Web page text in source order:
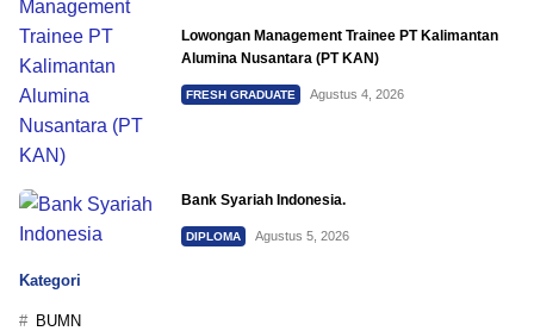
Lowongan Management Trainee PT Kalimantan
Alumina Nusantara (PT KAN)
FRESH GRADUATE Agustus 4, 2026
Bank Syariah Indonesia.
DIPLOMA Agustus 5, 2026
Kategori
BUMN